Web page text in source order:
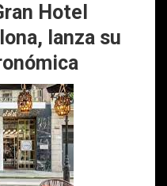
Hotel
lanza su